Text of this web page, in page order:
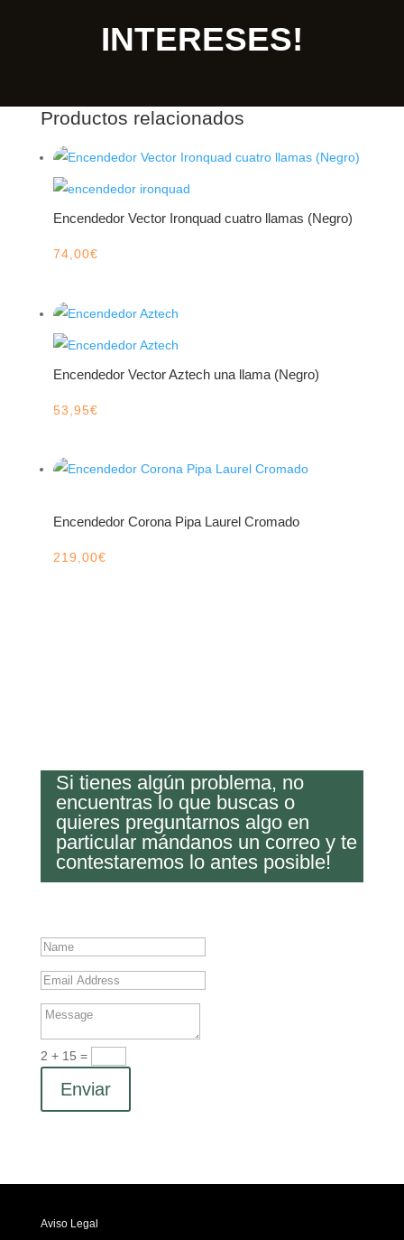
INTERESES!
Productos relacionados
Encendedor Vector Ironquad cuatro llamas (Negro)
74,00€
Encendedor Vector Aztech una llama (Negro)
53,95€
Encendedor Corona Pipa Laurel Cromado
219,00€
Si tienes algún problema, no
encuentras lo que buscas o
quieres preguntarnos algo en
particular mándanos un correo y te
contestaremos lo antes posible!
2 + 15 =
Enviar
Aviso Legal